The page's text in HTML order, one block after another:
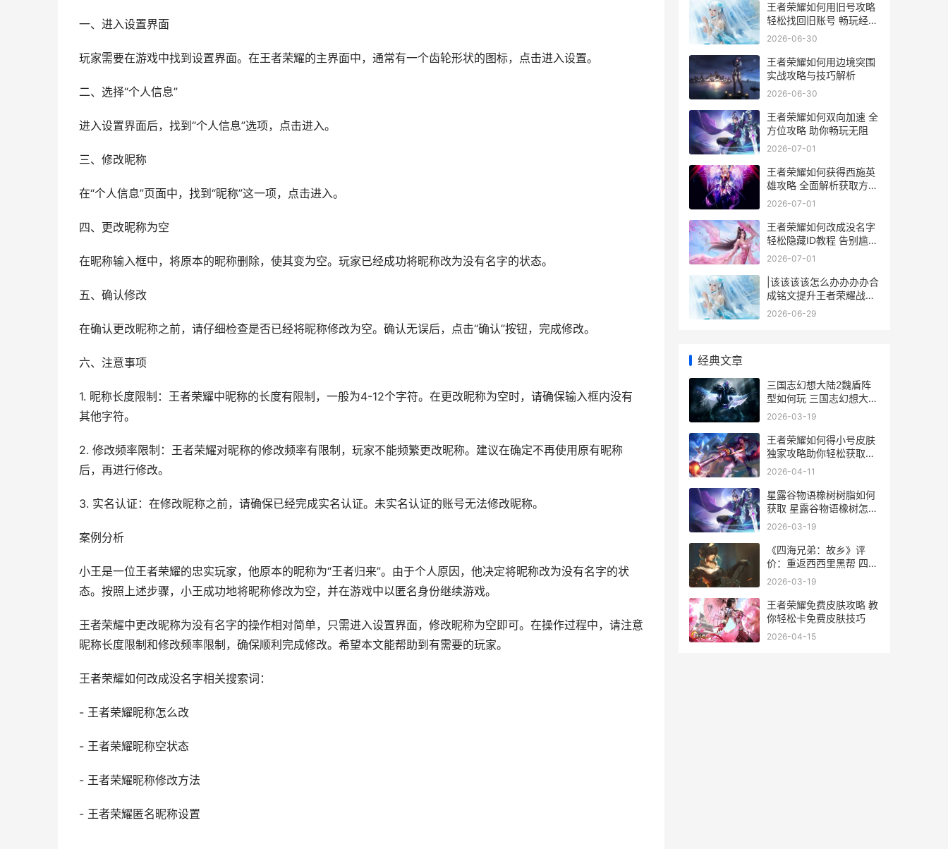
一、进入设置界面
玩家需要在游戏中找到设置界面。在王者荣耀的主界面中，通常有一个齿轮形状的图标，点击进入设置。
二、选择“个人信息”
进入设置界面后，找到“个人信息”选项，点击进入。
三、修改昵称
在“个人信息”页面中，找到“昵称”这一项，点击进入。
四、更改昵称为空
在昵称输入框中，将原本的昵称删除，使其变为空。玩家已经成功将昵称改为没有名字的状态。
五、确认修改
在确认更改昵称之前，请仔细检查是否已经将昵称修改为空。确认无误后，点击“确认”按钮，完成修改。
六、注意事项
1. 昵称长度限制：王者荣耀中昵称的长度有限制，一般为4-12个字符。在更改昵称为空时，请确保输入框内没有
其他字符。
2. 修改频率限制：王者荣耀对昵称的修改频率有限制，玩家不能频繁更改昵称。建议在确定不再使用原有昵称
后，再进行修改。
3. 实名认证：在修改昵称之前，请确保已经完成实名认证。未实名认证的账号无法修改昵称。
案例分析
小王是一位王者荣耀的忠实玩家，他原本的昵称为“王者归来”。由于个人原因，他决定将昵称改为没有名字的状
态。按照上述步骤，小王成功地将昵称修改为空，并在游戏中以匿名身份继续游戏。
王者荣耀中更改昵称为没有名字的操作相对简单，只需进入设置界面，修改昵称为空即可。在操作过程中，请注意
昵称长度限制和修改频率限制，确保顺利完成修改。希望本文能帮助到有需要的玩家。
王者荣耀如何改成没名字相关搜索词：
- 王者荣耀昵称怎么改
- 王者荣耀昵称空状态
- 王者荣耀昵称修改方法
- 王者荣耀匿名昵称设置
王者荣耀如何用旧号攻略
轻松找回旧账号 畅玩经典
游戏体验
2026-06-30
王者荣耀如何用边境突围
实战攻略与技巧解析
2026-06-30
王者荣耀如何双向加速 全
方位攻略 助你畅玩无阻
2026-07-01
王者荣耀如何获得西施英
雄攻略 全面解析获取方法
与技巧
2026-07-01
王者荣耀如何改成没名字
轻松隐藏ID教程 告别尴尬
昵称大揭秘
2026-07-01
|该该该该怎么办办办办合
成铭文提升王者荣耀战
力？|
2026-06-29
经典文章
三国志幻想大陆2魏盾阵
型如何玩 三国志幻想大陆
贴吧
2026-03-19
王者荣耀如何得小号皮肤
独家攻略助你轻松获取心
仪皮肤
2026-04-11
星露谷物语橡树树脂如何
获取 星露谷物语橡树怎么
种
2026-03-19
《四海兄弟：故乡》评
价：重返西西里黑帮 四海
兄弟故乡和前三部有关联
2026-03-19
王者荣耀免费皮肤攻略 教
你轻松卡免费皮肤技巧
2026-04-15